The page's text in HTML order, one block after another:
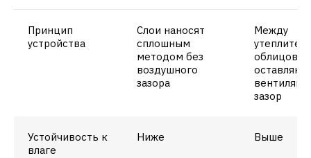
Принцип
устройства
Слои наносят
сплошным
методом без
воздушного
зазора
Между
оставляют
зазор
Устойчивость к
влаге
Ниже Выше